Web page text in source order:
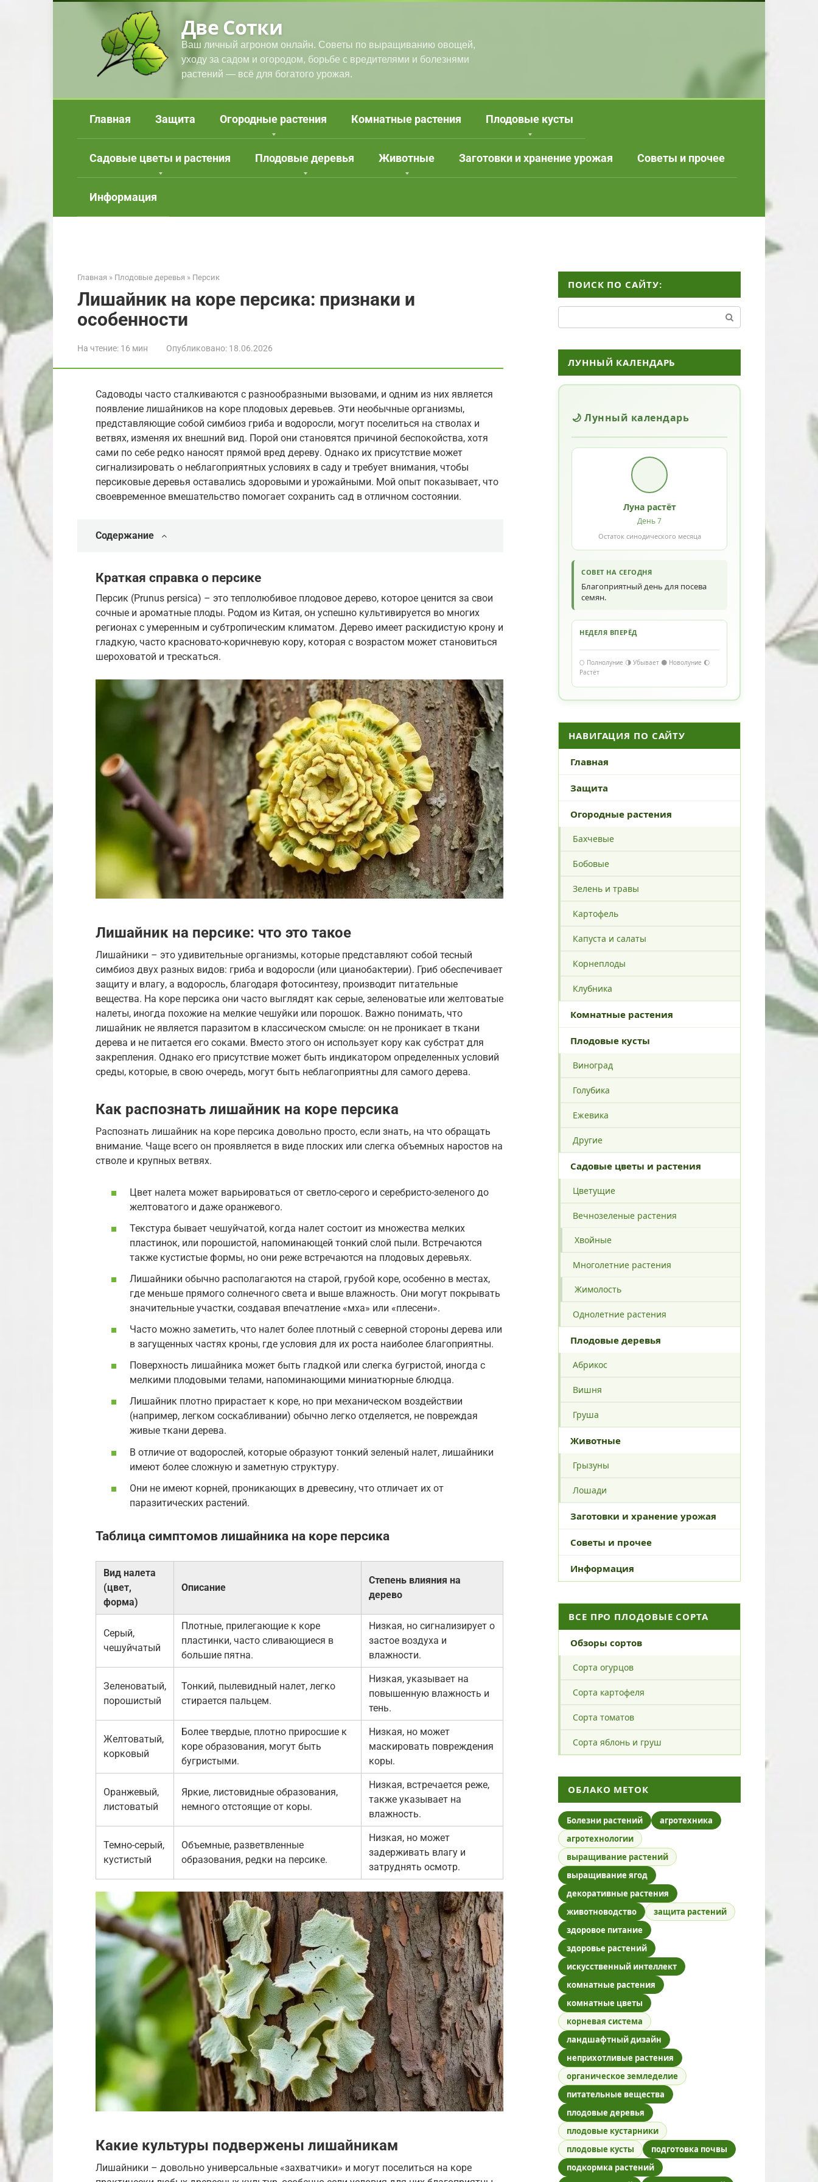
Две Сотки
Ваш личный агроном онлайн. Советы по выращиванию овощей,
уходу за садом и огородом, борьбе с вредителями и болезнями
растений — всё для богатого урожая.
Главная Защита Огородные растения Комнатные растения Плодовые кусты
Садовые цветы и растения Плодовые деревья Животные Заготовки и хранение урожая Советы и прочее
Информация
Главная » Плодовые деревья » Персик
Лишайник на коре персика: признаки и
особенности
На чтение: 16 мин Опубликовано: 18.06.2026
Садоводы часто сталкиваются с разнообразными вызовами, и одним из них является
появление лишайников на коре плодовых деревьев. Эти необычные организмы,
представляющие собой симбиоз гриба и водоросли, могут поселиться на стволах и
ветвях, изменяя их внешний вид. Порой они становятся причиной беспокойства, хотя
сами по себе редко наносят прямой вред дереву. Однако их присутствие может
сигнализировать о неблагоприятных условиях в саду и требует внимания, чтобы
персиковые деревья оставались здоровыми и урожайными. Мой опыт показывает, что
своевременное вмешательство помогает сохранить сад в отличном состоянии.
Содержание
Краткая справка о персике
Персик (Prunus persica) – это теплолюбивое плодовое дерево, которое ценится за свои
сочные и ароматные плоды. Родом из Китая, он успешно культивируется во многих
регионах с умеренным и субтропическим климатом. Дерево имеет раскидистую крону и
гладкую, часто красновато-коричневую кору, которая с возрастом может становиться
шероховатой и трескаться.
Лишайник на персике: что это такое
Лишайники – это удивительные организмы, которые представляют собой тесный
симбиоз двух разных видов: гриба и водоросли (или цианобактерии). Гриб обеспечивает
защиту и влагу, а водоросль, благодаря фотосинтезу, производит питательные
вещества. На коре персика они часто выглядят как серые, зеленоватые или желтоватые
налеты, иногда похожие на мелкие чешуйки или порошок. Важно понимать, что
лишайник не является паразитом в классическом смысле: он не проникает в ткани
дерева и не питается его соками. Вместо этого он использует кору как субстрат для
закрепления. Однако его присутствие может быть индикатором определенных условий
среды, которые, в свою очередь, могут быть неблагоприятны для самого дерева.
Как распознать лишайник на коре персика
Распознать лишайник на коре персика довольно просто, если знать, на что обращать
внимание. Чаще всего он проявляется в виде плоских или слегка объемных наростов на
стволе и крупных ветвях.
Цвет налета может варьироваться от светло-серого и серебристо-зеленого до
желтоватого и даже оранжевого.
Текстура бывает чешуйчатой, когда налет состоит из множества мелких
пластинок, или порошистой, напоминающей тонкий слой пыли. Встречаются
также кустистые формы, но они реже встречаются на плодовых деревьях.
Лишайники обычно располагаются на старой, грубой коре, особенно в местах,
где меньше прямого солнечного света и выше влажность. Они могут покрывать
значительные участки, создавая впечатление «мха» или «плесени».
Часто можно заметить, что налет более плотный с северной стороны дерева или
в загущенных частях кроны, где условия для их роста наиболее благоприятны.
Поверхность лишайника может быть гладкой или слегка бугристой, иногда с
мелкими плодовыми телами, напоминающими миниатюрные блюдца.
Лишайник плотно прирастает к коре, но при механическом воздействии
(например, легком соскабливании) обычно легко отделяется, не повреждая
живые ткани дерева.
В отличие от водорослей, которые образуют тонкий зеленый налет, лишайники
имеют более сложную и заметную структуру.
Они не имеют корней, проникающих в древесину, что отличает их от
паразитических растений.
Таблица симптомов лишайника на коре персика
Вид налета
(цвет,
форма)
Описание
Степень влияния на
дерево
Серый,
чешуйчатый
Плотные, прилегающие к коре
пластинки, часто сливающиеся в
большие пятна.
Низкая, но сигнализирует о
застое воздуха и
влажности.
Зеленоватый,
порошистый
Тонкий, пылевидный налет, легко
стирается пальцем.
Низкая, указывает на
повышенную влажность и
тень.
Желтоватый,
корковый
Более твердые, плотно приросшие к
коре образования, могут быть
бугристыми.
Низкая, но может
маскировать повреждения
коры.
Оранжевый,
листоватый
Яркие, листовидные образования,
немного отстоящие от коры.
Низкая, встречается реже,
также указывает на
влажность.
Темно-серый,
кустистый
Объемные, разветвленные
образования, редки на персике.
Низкая, но может
задерживать влагу и
затруднять осмотр.
Какие культуры подвержены лишайникам
Лишайники – довольно универсальные «захватчики» и могут поселиться на коре
ПОИСК ПО САЙТУ:
ЛУННЫЙ КАЛЕНДАРЬ
🌙 Лунный календарь
Луна растёт
День 7
Остаток синодического месяца
СОВЕТ НА СЕГОДНЯ
Благоприятный день для посева
семян.
НЕДЕЛЯ ВПЕРЁД
🌕 Полнолуние 🌗 Убывает 🌑 Новолуние 🌔
Растёт
НАВИГАЦИЯ ПО САЙТУ
Главная
Защита
Огородные растения
Бахчевые
Бобовые
Зелень и травы
Картофель
Капуста и салаты
Корнеплоды
Клубника
Комнатные растения
Плодовые кусты
Виноград
Голубика
Ежевика
Другие
Садовые цветы и растения
Цветущие
Вечнозеленые растения
Хвойные
Многолетние растения
Жимолость
Однолетние растения
Плодовые деревья
Абрикос
Вишня
Груша
Животные
Грызуны
Лошади
Заготовки и хранение урожая
Советы и прочее
Информация
ВСЕ ПРО ПЛОДОВЫЕ СОРТА
Обзоры сортов
Сорта огурцов
Сорта картофеля
Сорта томатов
Сорта яблонь и груш
ОБЛАКО МЕТОК
Болезни растений
агротехника
агротехнологии
выращивание растений
выращивание ягод
декоративные растения
животноводство
защита растений
здоровое питание
здоровье растений
искусственный интеллект
комнатные растения
комнатные цветы
корневая система
ландшафтный дизайн
неприхотливые растения
органическое земледелие
питательные вещества
плодовые деревья
плодовые кустарники
плодовые кусты
подготовка почвы
подкормка растений